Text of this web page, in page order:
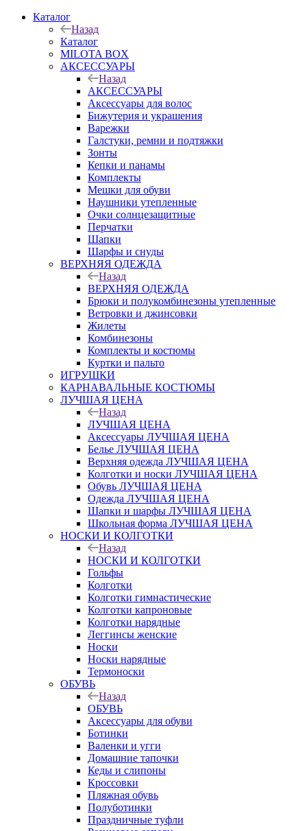
Каталог
Назад
Каталог
MILOTA BOX
АКСЕССУАРЫ
Назад
АКСЕССУАРЫ
Аксессуары для волос
Бижутерия и украшения
Варежки
Галстуки, ремни и подтяжки
Зонты
Кепки и панамы
Комплекты
Мешки для обуви
Наушники утепленные
Очки солнцезащитные
Перчатки
Шапки
Шарфы и снуды
ВЕРХНЯЯ ОДЕЖДА
Назад
ВЕРХНЯЯ ОДЕЖДА
Брюки и полукомбинезоны утепленные
Ветровки и джинсовки
Жилеты
Комбинезоны
Комплекты и костюмы
Куртки и пальто
ИГРУШКИ
КАРНАВАЛЬНЫЕ КОСТЮМЫ
ЛУЧШАЯ ЦЕНА
Назад
ЛУЧШАЯ ЦЕНА
Аксессуары ЛУЧШАЯ ЦЕНА
Белье ЛУЧШАЯ ЦЕНА
Верхняя одежда ЛУЧШАЯ ЦЕНА
Колготки и носки ЛУЧШАЯ ЦЕНА
Обувь ЛУЧШАЯ ЦЕНА
Одежда ЛУЧШАЯ ЦЕНА
Шапки и шарфы ЛУЧШАЯ ЦЕНА
Школьная форма ЛУЧШАЯ ЦЕНА
НОСКИ И КОЛГОТКИ
Назад
НОСКИ И КОЛГОТКИ
Гольфы
Колготки
Колготки гимнастические
Колготки капроновые
Колготки нарядные
Леггинсы женские
Носки
Носки нарядные
Термоноски
ОБУВЬ
Назад
ОБУВЬ
Аксессуары для обуви
Ботинки
Валенки и угги
Домашние тапочки
Кеды и слипоны
Кроссовки
Пляжная обувь
Полуботинки
Праздничные туфли